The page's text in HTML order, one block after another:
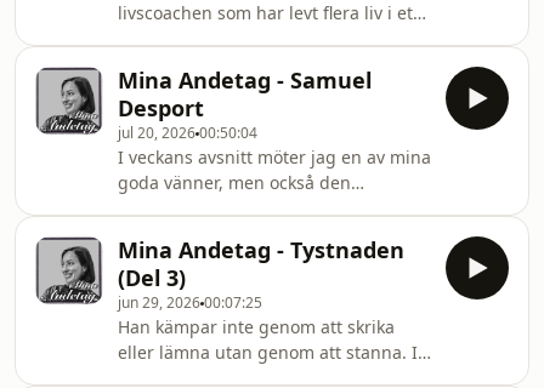
livscoachen som har levt flera liv i ett.
missbruk, våld, strippshower,
organiserad brottslighet och år
bakom låsta dörrar.Vi pratar om
skillnaden mellan uppmärksamhet
och kärlek. Om den lilla Karl som fick
lära sig att vara störst, bäst och
vackrast, men aldrig riktigt fick hjälp
att by
Mina Andetag - Samuel
Desport
jul 20, 202600:50:04
I veckans avsnitt möter jag en av mina
goda vänner, men också den
formade honom. Om kroppen som
både kan bli en fristad och ett
fängelse. Om självkritiken som viskar
även när omgivningen applåderar.
Om träning som handlar om så
Mina Andetag - Tystnaden
(Del 3)
jun 29, 202600:07:25
Han kämpar inte genom att skrika
eller lämna utan genom att stanna. I